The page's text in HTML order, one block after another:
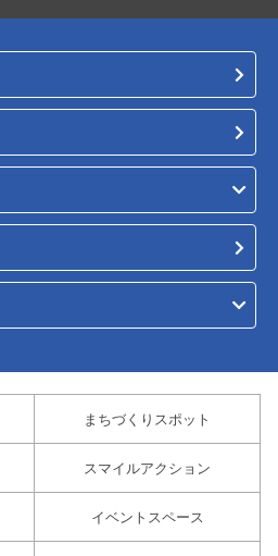
まちづくりスポット
スマイルアクション
イベントスペース